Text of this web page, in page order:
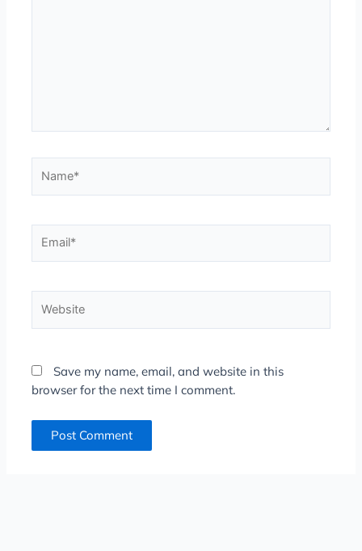
Save my name, email, and website in this
browser for the next time I comment.